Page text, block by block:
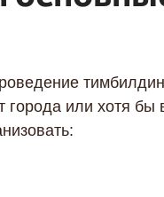
или хотя бы
иСогласию на